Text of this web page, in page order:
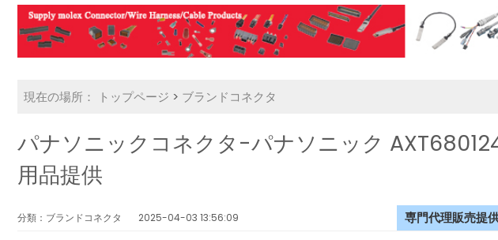
現在の場所： トップページ > ブランドコネクタ
パナソニックコネクタ-パナソニック
用品提供
分類：ブランドコネクタ 2025-04-03 13:56:09 専門代理販売提